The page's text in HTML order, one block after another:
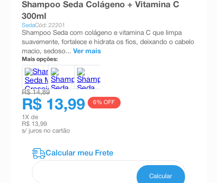
absorvente
10ºshampoo
Shampoo Seda Colágeno + Vitamina C
300ml
SedaCód: 22201
Shampoo Seda com colágeno e vitamina C que limpa
suavemente, fortalece e hidrata os fios, deixando o cabelo
macio, sedoso... Ver mais
Mais opções:
R$ 14,89
R$ 13,99 6% OFF
1 X de
R$ 13,99
s/ juros no cartão